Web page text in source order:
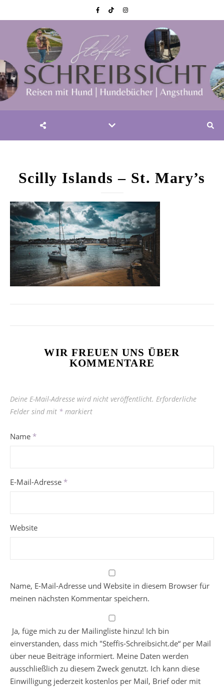
Scilly Islands – St. Mary’s
WIR FREUEN UNS ÜBER
KOMMENTARE
Deine E-Mail-Adresse wird nicht veröffentlicht. Erforderliche
Felder sind mit * markiert
Name *
E-Mail-Adresse *
Website
Name, E-Mail-Adresse und Website in diesem Browser für
meinen nächsten Kommentar speichern.
Ja, füge mich zu der Mailingliste hinzu! Ich bin
einverstanden, dass mich "Steffis-Schreibsicht.de“ per Mail
über neue Beiträge informiert. Meine Daten werden
ausschließlich zu diesem Zweck genutzt. Ich kann diese
Einwilligung jederzeit kostenlos per Mail, Brief oder mit